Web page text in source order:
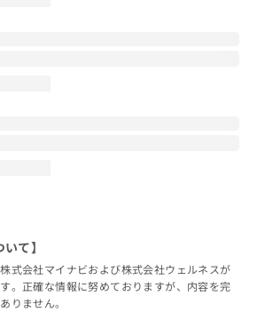
て】
式会社マイナビおよび株式会社ウェルネスが
。正確な情報に努めておりますが、内容を完
りません。